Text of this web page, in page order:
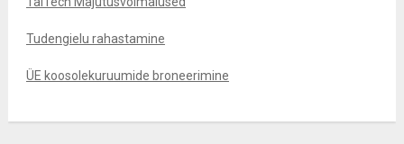
Tudengielu rahastamine
ÜE koosolekuruumide broneerimine